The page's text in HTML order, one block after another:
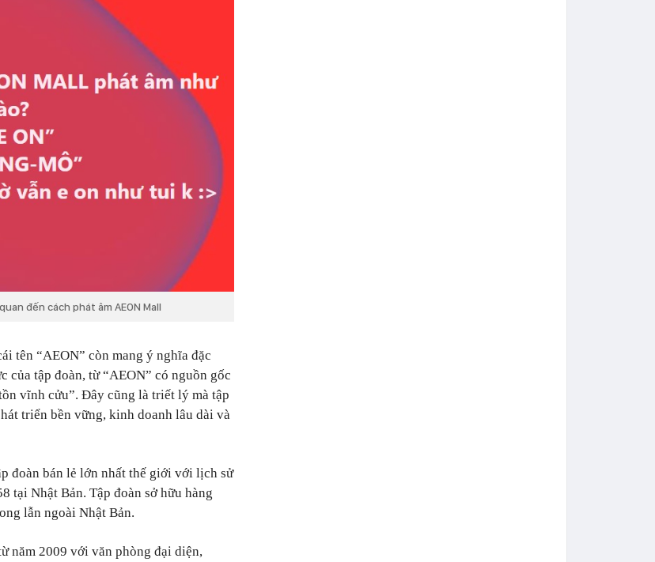
đến cách phát âm AEON Mall
tên “AEON” còn mang ý nghĩa đặc
tập đoàn, từ “AEON” có nguồn gốc
vĩnh cửu”. Đây cũng là triết lý mà tập
triển bền vững, kinh doanh lâu dài và
đoàn bán lẻ lớn nhất thế giới với lịch sử
tại Nhật Bản. Tập đoàn sở hữu hàng
lẫn ngoài Nhật Bản.
năm 2009 với văn phòng đại diện,